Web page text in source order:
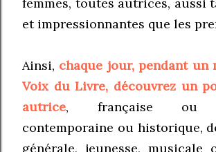
et impressionnantes que les
Ainsi, chaque jour, pendant un
Voix du Livre, découvrez un
autrice, française ou
contemporaine ou historique,
générale, jeunesse, musicale